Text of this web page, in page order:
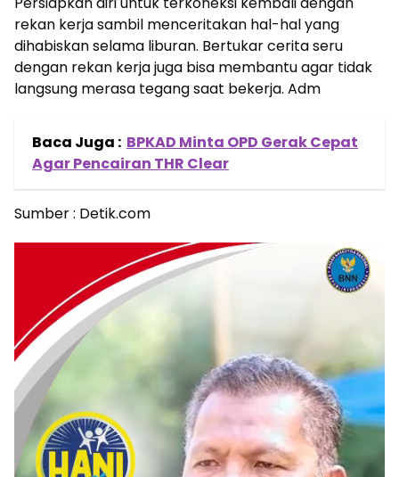
rekan kerja sambil menceritakan hal-hal yang
dihabiskan selama liburan. Bertukar cerita seru
dengan rekan kerja juga bisa membantu agar tidak
langsung merasa tegang saat bekerja. Adm
Baca Juga : BPKAD Minta OPD Gerak Cepat
Agar Pencairan THR Clear
Sumber : Detik.com